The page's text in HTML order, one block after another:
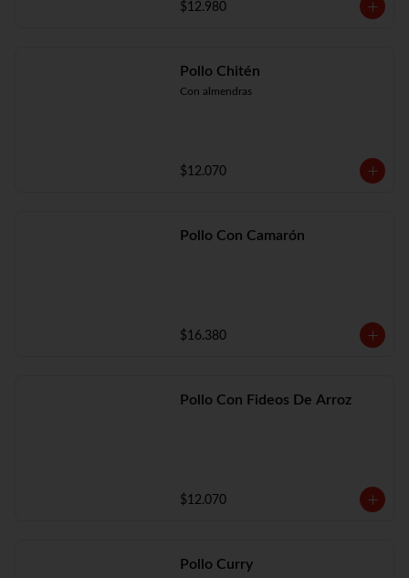
$12.980
Pollo Chitén
Con almendras
$12.070
Pollo Con Camarón
$16.380
Pollo Con Fideos De Arroz
$12.070
Pollo Curry